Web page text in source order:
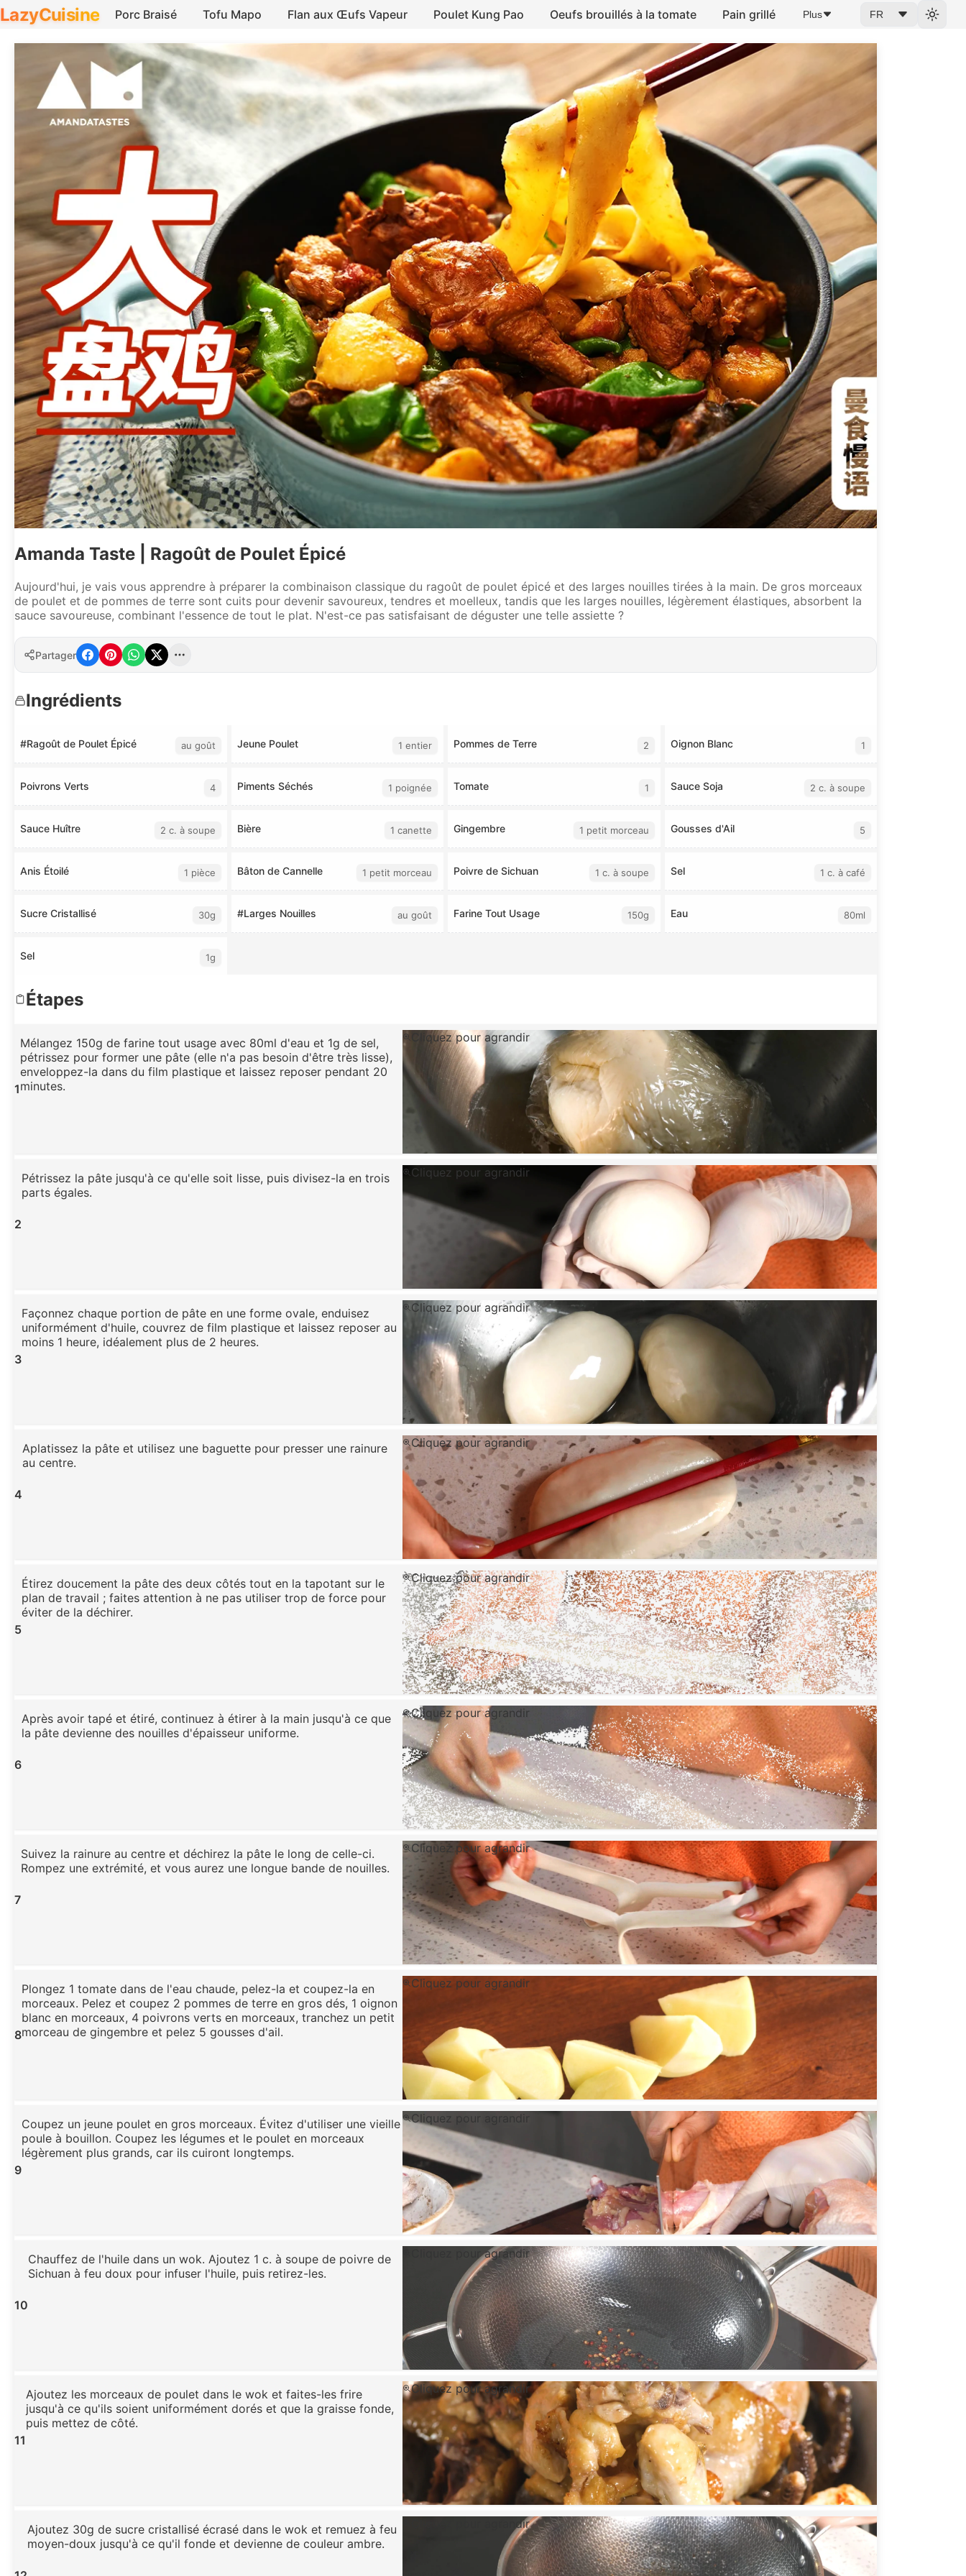
LazyCuisine Porc Braisé Tofu Mapo Flan aux Œufs Vapeur Poulet Kung Pao Oeufs brouillés à la tomate Pain grillé Plus FR
Amanda Taste | Ragoût de Poulet Épicé
Aujourd'hui, je vais vous apprendre à préparer la combinaison classique du ragoût de poulet épicé et des larges nouilles tirées à la main. De gros morceaux
de poulet et de pommes de terre sont cuits pour devenir savoureux, tendres et moelleux, tandis que les larges nouilles, légèrement élastiques, absorbent la
sauce savoureuse, combinant l'essence de tout le plat. N'est-ce pas satisfaisant de déguster une telle assiette ?
Partager
Ingrédients
#Ragoût de Poulet Épicé au goût Jeune Poulet 1 entier Pommes de Terre 2 Oignon Blanc 1
Poivrons Verts 4 Piments Séchés 1 poignée Tomate 1 Sauce Soja 2 c. à soupe
Sauce Huître 2 c. à soupe Bière 1 canette Gingembre 1 petit morceau Gousses d'Ail 5
Anis Étoilé 1 pièce Bâton de Cannelle 1 petit morceau Poivre de Sichuan 1 c. à soupe Sel 1 c. à café
Sucre Cristallisé 30g #Larges Nouilles au goût Farine Tout Usage 150g Eau 80ml
Sel 1g
Étapes
1
Mélangez 150g de farine tout usage avec 80ml d'eau et 1g de sel,
pétrissez pour former une pâte (elle n'a pas besoin d'être très lisse),
enveloppez-la dans du film plastique et laissez reposer pendant 20
minutes.
Cliquez pour agrandir
2
Pétrissez la pâte jusqu'à ce qu'elle soit lisse, puis divisez-la en trois
parts égales.
Cliquez pour agrandir
3
Façonnez chaque portion de pâte en une forme ovale, enduisez
uniformément d'huile, couvrez de film plastique et laissez reposer au
moins 1 heure, idéalement plus de 2 heures.
Cliquez pour agrandir
4
Aplatissez la pâte et utilisez une baguette pour presser une rainure
au centre.
Cliquez pour agrandir
5
Étirez doucement la pâte des deux côtés tout en la tapotant sur le
plan de travail ; faites attention à ne pas utiliser trop de force pour
éviter de la déchirer.
Cliquez pour agrandir
6
Après avoir tapé et étiré, continuez à étirer à la main jusqu'à ce que
la pâte devienne des nouilles d'épaisseur uniforme.
Cliquez pour agrandir
7
Suivez la rainure au centre et déchirez la pâte le long de celle-ci.
Rompez une extrémité, et vous aurez une longue bande de nouilles.
Cliquez pour agrandir
8
Plongez 1 tomate dans de l'eau chaude, pelez-la et coupez-la en
morceaux. Pelez et coupez 2 pommes de terre en gros dés, 1 oignon
blanc en morceaux, 4 poivrons verts en morceaux, tranchez un petit
morceau de gingembre et pelez 5 gousses d'ail.
Cliquez pour agrandir
9
Coupez un jeune poulet en gros morceaux. Évitez d'utiliser une vieille
poule à bouillon. Coupez les légumes et le poulet en morceaux
légèrement plus grands, car ils cuiront longtemps.
Cliquez pour agrandir
10
Chauffez de l'huile dans un wok. Ajoutez 1 c. à soupe de poivre de
Sichuan à feu doux pour infuser l'huile, puis retirez-les.
Cliquez pour agrandir
11
Ajoutez les morceaux de poulet dans le wok et faites-les frire
jusqu'à ce qu'ils soient uniformément dorés et que la graisse fonde,
puis mettez de côté.
Cliquez pour agrandir
Ajoutez 30g de sucre cristallisé écrasé dans le wok et remuez à feu
moyen-doux jusqu'à ce qu'il fonde et devienne de couleur ambre.
Cliquez pour agrandir